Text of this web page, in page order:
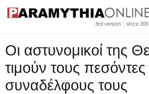
Οι αστυνομικοί της
τιμούν τους πεσόντες
συναδέλφους τους